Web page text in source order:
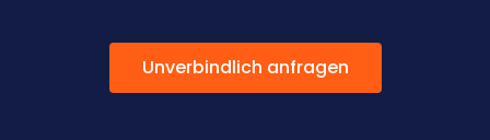
Unverbindlich anfragen